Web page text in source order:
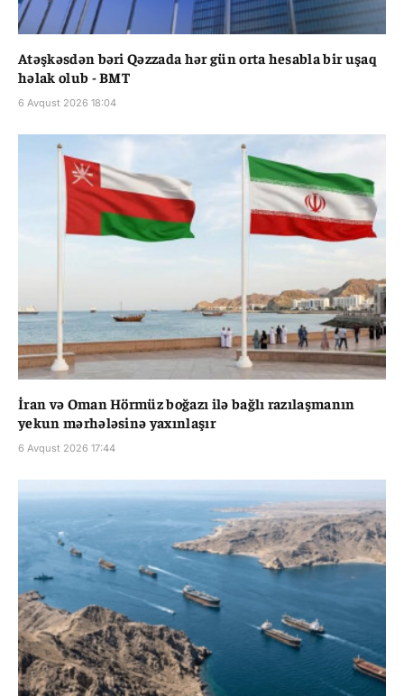
Atəşkəsdən bəri Qəzzada hər gün orta hesabla bir uşaq
həlak olub - BMT
6 Avqust 2026 18:04
İran və Oman Hörmüz boğazı ilə bağlı razılaşmanın
yekun mərhələsinə yaxınlaşır
6 Avqust 2026 17:44